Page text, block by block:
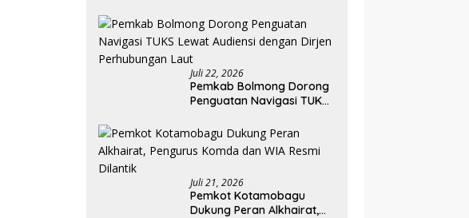
Diminta Perkuat
Koordinasi
Juli 22, 2026
Pemkab Bolmong Dorong
Penguatan Navigasi TUKS
Dirjen Perhubungan Laut
Juli 21, 2026
Pemkot Kotamobagu
Dukung Peran Alkhairat,